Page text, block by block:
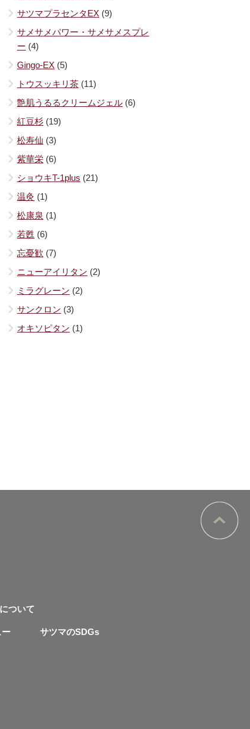
サツマプラセンタEX (9)
サメサメパワー・サメサメスプレ
ー (4)
Gingo-EX (5)
トウスッキリ茶 (11)
艶肌うるるクリームジェル (6)
紅豆杉 (19)
松寿仙 (3)
紫華栄 (6)
ショウキT-1plus (21)
温灸 (1)
松康泉 (1)
若甦 (6)
忘憂歓 (7)
ニューアイリタン (2)
ミラグレーン (2)
サンクロン (3)
オキソピタン (1)
ついて
ー サツマのSDGs